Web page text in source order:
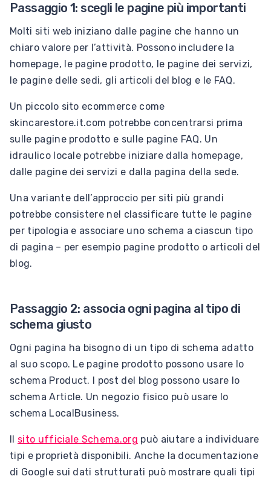
Passaggio 1: scegli le pagine più importanti
Molti siti web iniziano dalle pagine che hanno un
chiaro valore per l’attività. Possono includere la
homepage, le pagine prodotto, le pagine dei servizi,
le pagine delle sedi, gli articoli del blog e le FAQ.
Un piccolo sito ecommerce come
skincarestore.it.com potrebbe concentrarsi prima
sulle pagine prodotto e sulle pagine FAQ. Un
idraulico locale potrebbe iniziare dalla homepage,
dalle pagine dei servizi e dalla pagina della sede.
Una variante dell’approccio per siti più grandi
potrebbe consistere nel classificare tutte le pagine
per tipologia e associare uno schema a ciascun tipo
di pagina – per esempio pagine prodotto o articoli del
blog.
Passaggio 2: associa ogni pagina al tipo di
schema giusto
Ogni pagina ha bisogno di un tipo di schema adatto
al suo scopo. Le pagine prodotto possono usare lo
schema Product. I post del blog possono usare lo
schema Article. Un negozio fisico può usare lo
schema LocalBusiness.
Il sito ufficiale Schema.org può aiutare a individuare
tipi e proprietà disponibili. Anche la documentazione
di Google sui dati strutturati può mostrare quali tipi